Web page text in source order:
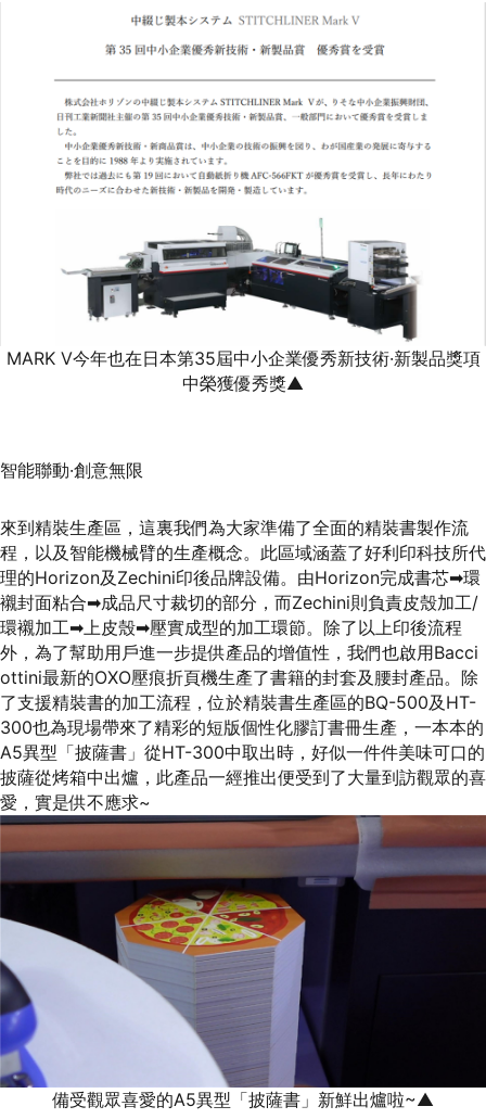
MARK V今年也在日本第35屆中小企業優秀新技術·新製品獎項
中榮獲優秀獎▲
智能聯動·創意無限
來到精裝生產區，這裏我們為大家準備了全面的精裝書製作流
程，以及智能機械臂的生產概念。此區域涵蓋了好利印科技所代
理的Horizon及Zechini印後品牌設備。由Horizon完成書芯➡環
襯封面粘合➡成品尺寸裁切的部分，而Zechini則負責皮殼加工/
環襯加工➡上皮殼➡壓實成型的加工環節。除了以上印後流程
外，為了幫助用戶進一步提供產品的增值性，我們也啟用Bacci
ottini最新的OXO壓痕折頁機生產了書籍的封套及腰封產品。除
了支援精裝書的加工流程，位於精裝書生產區的BQ-500及HT-
300也為現場帶來了精彩的短版個性化膠訂書冊生產，一本本的
A5異型「披薩書」從HT-300中取出時，好似一件件美味可口的
披薩從烤箱中出爐，此產品一經推出便受到了大量到訪觀眾的喜
愛，實是供不應求~
備受觀眾喜愛的A5異型「披薩書」新鮮出爐啦~▲